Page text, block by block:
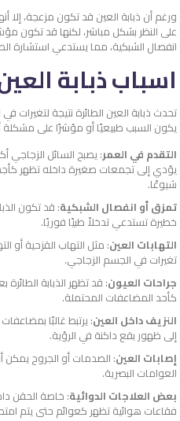
ورغم أن ذبابة العين قد تكون مزعجة، إلا
على النظر بشكل مباشر، لكنها قد تكون
انفصال الشبكية، مما يستدعي استشارة
اسباب ذبابة
تحدث ذبابة العين الطائرة نتيجة لتغيرات
يكون السبب طبيعيًا أو مؤشرًا على مشكلة
التقدم في العمر: يصبح السائل الزجاجي
يؤدي إلى تجمعات صغيرة داخله تظهر
شيوعًا.
تمزق أو انفصال الشبكية: قد تكون
خطيرة تستدعي تدخلاً طبيًا فوريًا.
التهابات العين: مثل التهاب القزحية أو
تغيرات في الجسم الزجاجي.
جراحات العيون: قد تظهر الذبابة الطائرة
كأحد المضاعفات المحتملة.
النزيف داخل العين: يرتبط غالبًا
إلى ظهور بقع داكنة في الرؤية.
إصابات العين: الصدمات أو الجروح
العوامات البصرية.
بعض العلاجات الدوائية: خاصة الحقن
فقاعات هوائية تظهر كعوائم حتى يتم